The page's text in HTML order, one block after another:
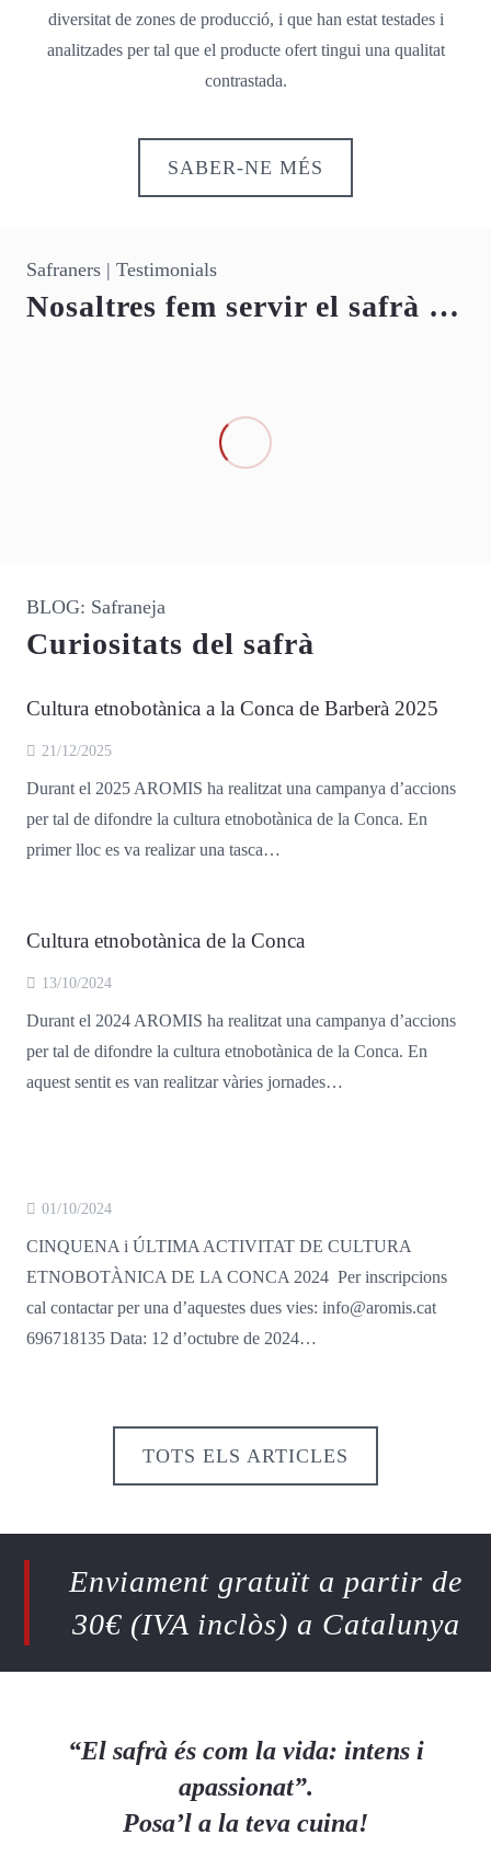
diversitat de zones de producció, i que han estat testades i
analitzades per tal que el producte ofert tingui una qualitat
contrastada.
SABER-NE MÉS
Safraners | Testimonials
Nosaltres fem servir el safrà …
BLOG: Safraneja
Curiositats del safrà
Cultura etnobotànica a la Conca de Barberà 2025
21/12/2025
Durant el 2025 AROMIS ha realitzat una campanya d’accions
per tal de difondre la cultura etnobotànica de la Conca. En
primer lloc es va realizar una tasca…
Cultura etnobotànica de la Conca
13/10/2024
Durant el 2024 AROMIS ha realitzat una campanya d’accions
per tal de difondre la cultura etnobotànica de la Conca. En
aquest sentit es van realitzar vàries jornades…
01/10/2024
CINQUENA i ÚLTIMA ACTIVITAT DE CULTURA
ETNOBOTÀNICA DE LA CONCA 2024 Per inscripcions
cal contactar per una d’aquestes dues vies: info@aromis.cat
696718135 Data: 12 d’octubre de 2024…
TOTS ELS ARTICLES
Enviament gratuït a partir de
30€ (IVA inclòs) a Catalunya
“El safrà és com la vida: intens i
apassionat”.
Posa’l a la teva cuina!